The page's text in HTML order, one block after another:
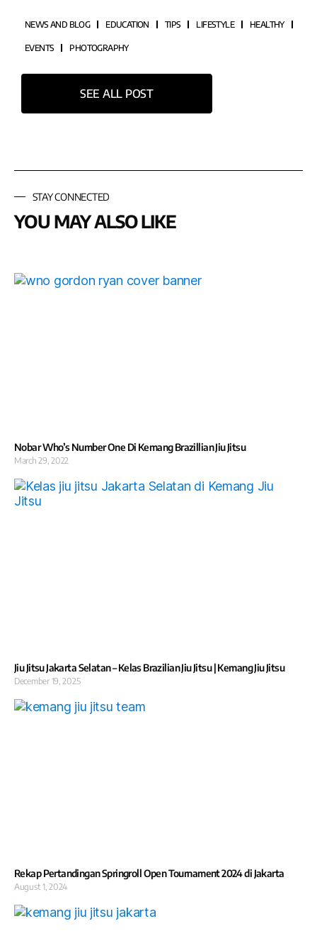
NEWS AND BLOG EDUCATION TIPS LIFESTYLE HEALTHY
EVENTS PHOTOGRAPHY
SEE ALL POST
STAY CONNECTED
YOU MAY ALSO LIKE
Nobar Who’s Number One Di Kemang Brazillian Jiu Jitsu
March 29, 2022
Jiu Jitsu Jakarta Selatan – Kelas Brazilian Jiu Jitsu | Kemang Jiu Jitsu
December 19, 2025
Rekap Pertandingan Springroll Open Tournament 2024 di Jakarta
August 1, 2024